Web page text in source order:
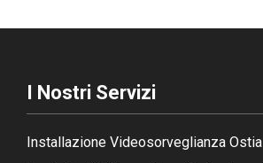
I Nostri Servizi
Installazione Videosorveglianza Ostia